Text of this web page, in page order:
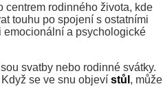
centrem rodinného života, kde
touhu po spojení s ostatními
emocionální a psychologické
svatby nebo rodinné svátky.
se ve snu objeví stůl , může